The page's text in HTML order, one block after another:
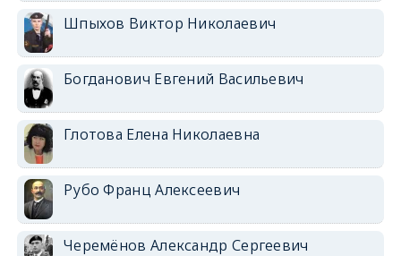
Шпыхов Виктор Николаевич
Богданович Евгений Васильевич
Глотова Елена Николаевна
Рубо Франц Алексеевич
Черемёнов Александр Сергеевич